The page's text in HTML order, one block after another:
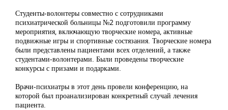
Студенты-волонтеры совместно с сотрудниками
психиатрической больницы №2 подготовили программу
мероприятия, включающую творческие номера, активные
подвижные игры и спортивные состязания. Творческие номера
были представлены пациентами всех отделений, а также
студентами-волонтерами. Были проведены творческие
конкурсы с призами и подарками.
Врачи-психиатры в этот день провели конференцию, на
которой был проанализирован конкретный случай лечения
пациента.